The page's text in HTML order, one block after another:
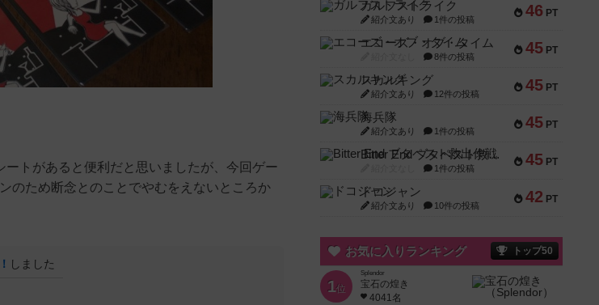
トがあると便利だと思いましたが、今回ゲー
のため断念とのことでやむをえないところか
しました
46 PT
ガルフストライク
紹介文あり 1件の投稿
45 PT
エコーズ・オブ・タイム
8件の投稿
45 PT
スカルキング
紹介文あり 12件の投稿
45 PT
海兵隊
紹介文あり 1件の投稿
45 PT
Bitter End ブタペスト救出作戦
1件の投稿
42 PT
ドコジャン
紹介文あり 10件の投稿
お気に入りランキング トップ50
1位
Splendor
宝石の煌き
4041名